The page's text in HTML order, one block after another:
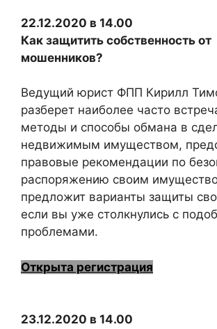
22.12.2020 в 14.00
Как защитить собственность от
мошенников?
Ведущий юрист ФПП Кирилл
разберет наиболее часто
методы и способы обмана в
недвижимым имуществом,
правовые рекомендации по
распоряжению своим
предложит варианты защиты
если вы уже столкнулись с
проблемами.
Открыта регистрация
23.12.2020 в 14.00